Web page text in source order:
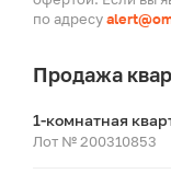
по адресу
Продажа
1-комнатная
Лот № 200310853